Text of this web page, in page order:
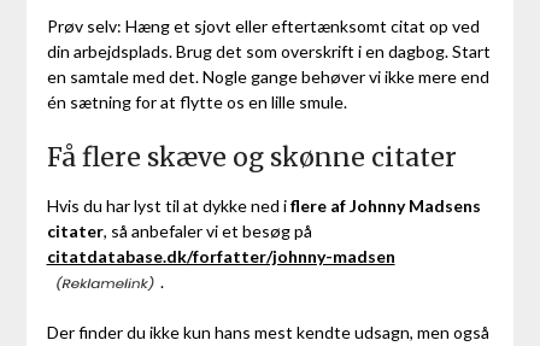
Prøv selv: Hæng et sjovt eller eftertænksomt citat op ved
din arbejdsplads. Brug det som overskrift i en dagbog. Start
en samtale med det. Nogle gange behøver vi ikke mere end
én sætning for at flytte os en lille smule.
Få flere skæve og skønne citater
Hvis du har lyst til at dykke ned iflere af Johnny Madsens
citater, så anbefaler vi et besøg på
citatdatabase.dk/forfatter/johnny-madsen
.
Der finder du ikke kun hans mest kendte udsagn, men også